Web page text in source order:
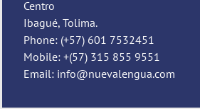
Centro
Ibagué, Tolima.
Phone: (+57) 601 7532451
Mobile: +(57) 315 855 9551
Email: info@nuevalengua.com